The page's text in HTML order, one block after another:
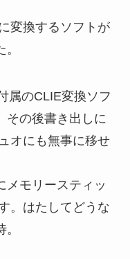
変換するソフトが
属のCLIE変換ソフ
その後書き出しに
オにも無事に移せ
メモリースティッ
。はたしてどうな